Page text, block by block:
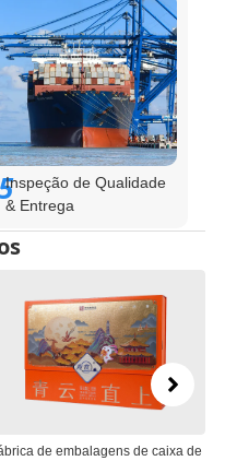
Inspeção de Qualidade
& Entrega
caixa de
Caixa Mooncake